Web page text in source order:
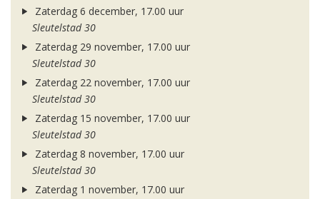
Zaterdag 6 december, 17.00 uur
Sleutelstad 30
Zaterdag 29 november, 17.00 uur
Sleutelstad 30
Zaterdag 22 november, 17.00 uur
Sleutelstad 30
Zaterdag 15 november, 17.00 uur
Sleutelstad 30
Zaterdag 8 november, 17.00 uur
Sleutelstad 30
Zaterdag 1 november, 17.00 uur